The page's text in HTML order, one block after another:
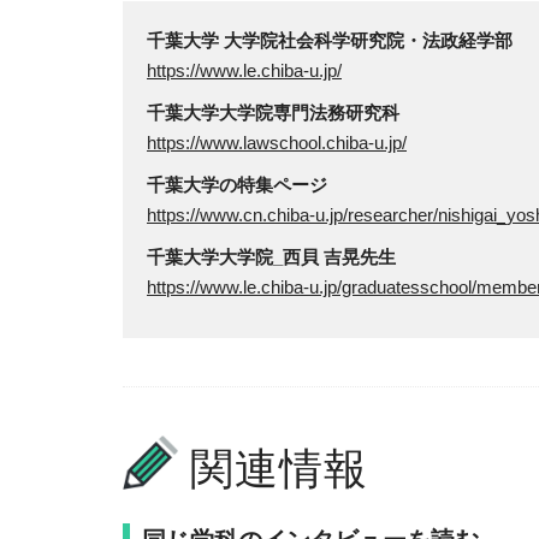
千葉大学 大学院社会科学研究院・法政経学部
https://www.le.chiba-u.jp/
千葉大学大学院専門法務研究科
https://www.lawschool.chiba-u.jp/
千葉大学の特集ページ
https://www.cn.chiba-u.jp/researcher/
千葉大学大学院_西貝 吉晃先生
https://www.le.chiba-u.jp/graduatesschool/
関連情報